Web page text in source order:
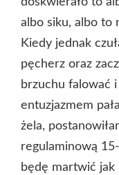
albo siku, albo to
Kiedy jednak
pęcherz oraz
brzuchu falować
entuzjazmem
żela,
regulaminową
będę martwić